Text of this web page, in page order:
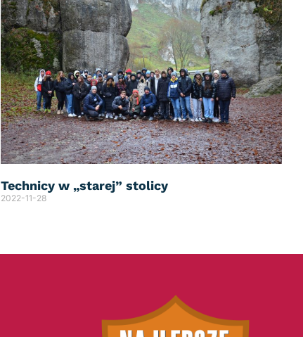
Technicy w „starej” stolicy
2022-11-28